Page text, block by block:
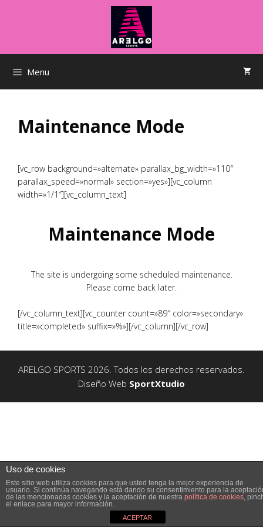
Menu
Maintenance Mode
[vc_row background=»alternate» parallax_bg_width=»110″
parallax_speed=»normal» section=»yes»][vc_column
width=»1/1″][vc_column_text]
Maintenance Mode
The site is undergoing some scheduled maintenance.
Please come back later.
[/vc_column_text][vc_counter count=»89″ color=»secondary»
title=»completed» suffix=»%»][/vc_column][/vc_row]
ARELGO SPORTS 2026. Todos los derechos reservados.
Diseño Web SportXtudio
Uso de cookies
Este sitio web utiliza cookies para que usted tenga la mejor experiencia de
usuario. Si continúa navegando está dando su consentimiento para la
de las mencionadas cookies y la aceptación de nuestra política de cookies,
el enlace para mayor información.
ACEPTAR